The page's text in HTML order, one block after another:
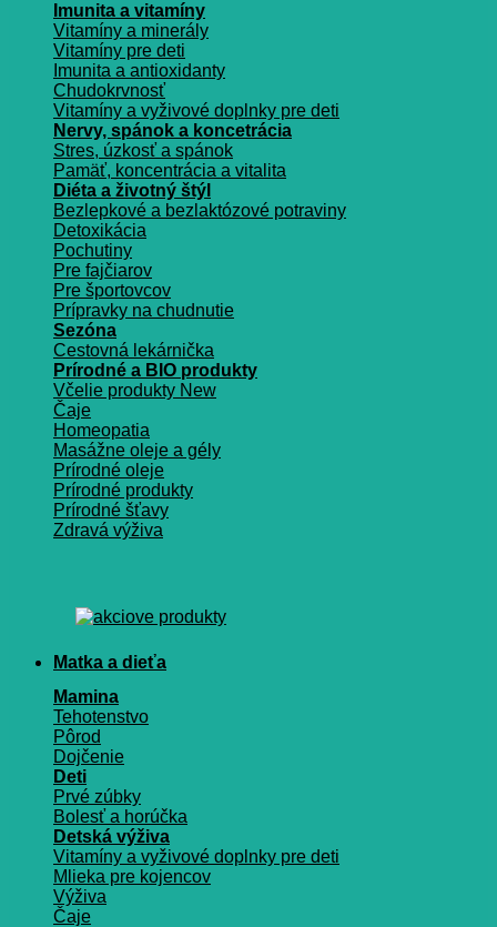
Imunita a vitamíny
Vitamíny a minerály
Vitamíny pre deti
Imunita a antioxidanty
Chudokrvnosť
Vitamíny a vyživové doplnky pre deti
Nervy, spánok a koncetrácia
Stres, úzkosť a spánok
Pamäť, koncentrácia a vitalita
Diéta a životný štýl
Bezlepkové a bezlaktózové potraviny
Detoxikácia
Pochutiny
Pre fajčiarov
Pre športovcov
Prípravky na chudnutie
Sezóna
Cestovná lekárnička
Prírodné a BIO produkty
Včelie produkty
Čaje
Homeopatia
Masážne oleje a gély
Prírodné oleje
Prírodné produkty
Prírodné šťavy
Zdravá výživa
Matka a dieťa
Mamina
Tehotenstvo
Pôrod
Dojčenie
Deti
Prvé zúbky
Bolesť a horúčka
Detská výživa
Vitamíny a vyživové doplnky pre deti
Mlieka pre kojencov
Výživa
Čaje